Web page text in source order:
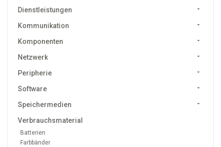
Dienstleistungen
Kommunikation
Komponenten
Netzwerk
Peripherie
Software
Speichermedien
Verbrauchsmaterial
Batterien
Farbbänder